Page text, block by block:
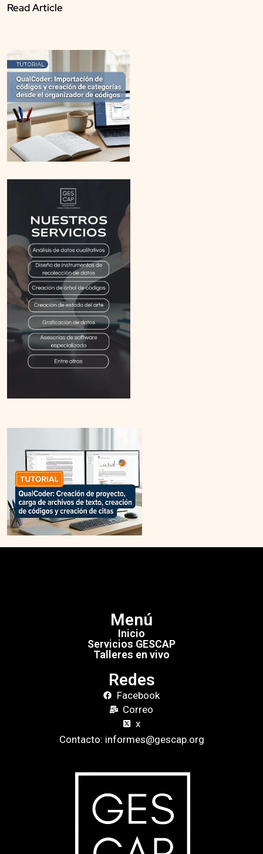
Read Article
Menú
Inicio
Servicios GESCAP
Talleres en vivo
Redes
Facebook
Correo
x
Contacto: informes@gescap.org